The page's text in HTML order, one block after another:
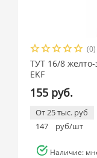
(0)
ТУТ 16/8
EKF
155 руб.
От 25 тыс. руб
147
руб/шт
Наличие: